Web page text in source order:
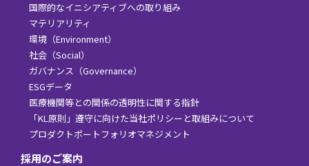
国際的なイニシアティブへの取り組み
マテリアリティ
環境（Environment）
社会（Social）
ガバナンス（Governance）
ESGデータ
医療機関等との関係の透明性に関する指針
「KL原則」遵守に向けた当社ポリシーと取組みについて
プロダクトポートフォリオマネジメント
採用のご案内